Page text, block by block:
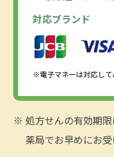
対応ブランド
※電子マネーは対応して
処方せんの有効期限
薬局でお早めにお受